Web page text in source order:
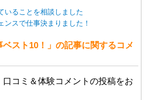
いることを相談しました
ンスで仕事決まりました！
ベスト10！」の記事に関するコメ
コミ＆体験コメントの投稿をお